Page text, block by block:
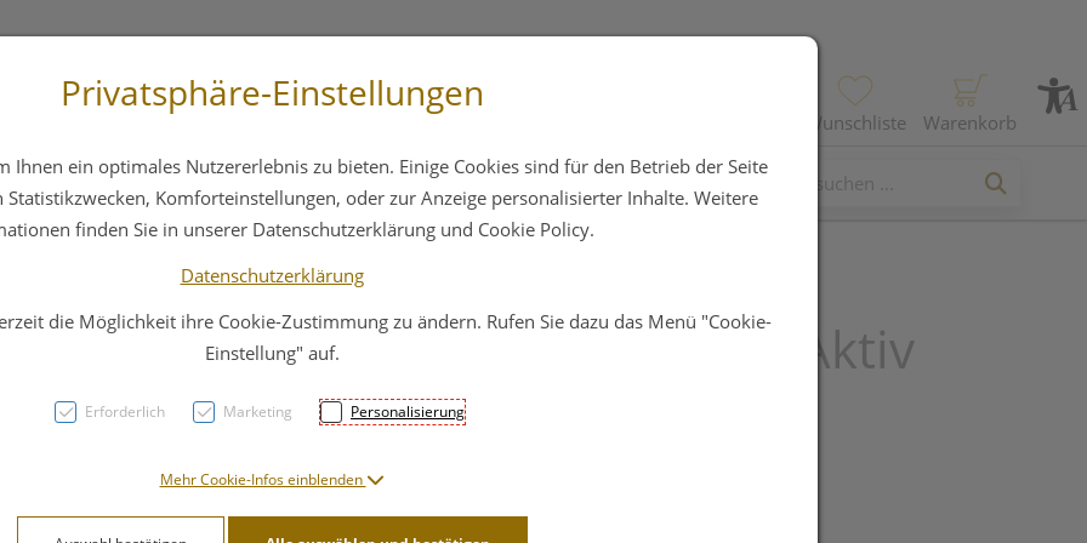
Wunschliste Warenkorb
Hautpflege Familie Nahrungsergänzung
Protecor® Herz-Aktiv
PZN: 3215190
Privatsphäre-Einstellungen
Ihnen ein optimales Nutzererlebnis zu bieten. Einige Cookies sind für den Betrieb der Seite
Komforteinstellungen, oder zur Anzeige personalisierter Inhalte. Weitere
finden Sie in unserer Datenschutzerklärung und Cookie Policy.
Datenschutzerklärung
die Möglichkeit ihre Cookie-Zustimmung zu ändern. Rufen Sie dazu das Menü "Cookie-
Einstellung" auf.
Erforderlich Marketing Personalisierung
Mehr Cookie-Infos einblenden